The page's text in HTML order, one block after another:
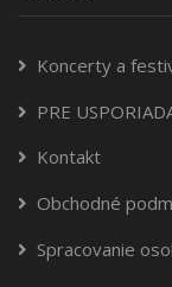
Koncerty a
PRE
Kontakt
Obchodné
Spracovanie